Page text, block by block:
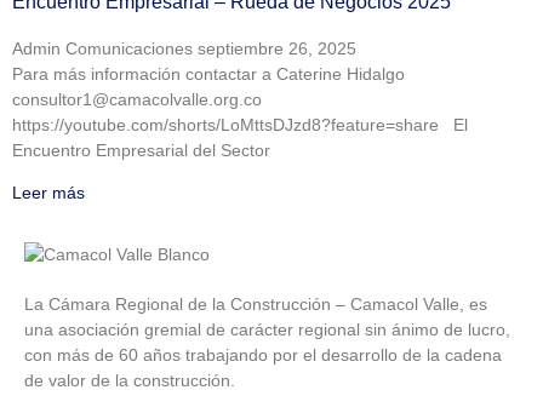
Admin Comunicaciones septiembre 26, 2025
Para más información contactar a Caterine Hidalgo
consultor1@camacolvalle.org.co
https://youtube.com/shorts/LoMttsDJzd8?feature=share El
Encuentro Empresarial del Sector
Leer más
La Cámara Regional de la Construcción – Camacol Valle, es
una asociación gremial de carácter regional sin ánimo de lucro,
con más de 60 años trabajando por el desarrollo de la cadena
de valor de la construcción.